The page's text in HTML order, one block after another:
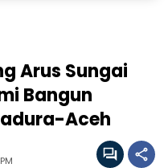
Arus Sungai
Bangun
Aceh